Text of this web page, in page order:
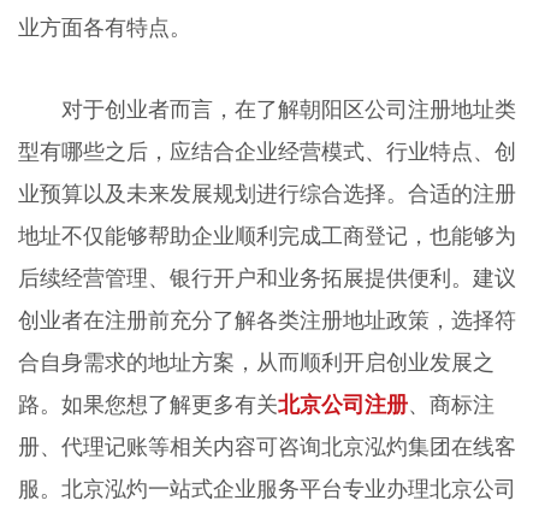
业方面各有特点。
对于创业者而言，在了解朝阳区公司注册地址类
型有哪些之后，应结合企业经营模式、行业特点、创
业预算以及未来发展规划进行综合选择。合适的注册
地址不仅能够帮助企业顺利完成工商登记，也能够为
后续经营管理、银行开户和业务拓展提供便利。建议
创业者在注册前充分了解各类注册地址政策，选择符
合自身需求的地址方案，从而顺利开启创业发展之
路。如果您想了解更多有关北京公司注册、商标注
册、代理记账等相关内容可咨询北京泓灼集团在线客
服。北京泓灼一站式企业服务平台专业办理北京公司